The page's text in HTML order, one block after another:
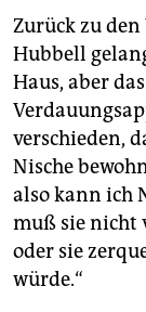
Zurück zu den
Hubbell
Haus, aber
verschieden,
Nische
also kann ich
muß sie nicht
oder sie
würde.“